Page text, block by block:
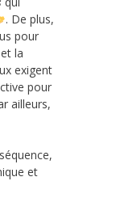
. De plus,
pour
la
exigent
pour
ailleurs,
et